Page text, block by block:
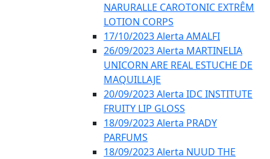
NARURALLE CAROTONIC EXTRÊM
LOTION CORPS
17/10/2023 Alerta AMALFI
26/09/2023 Alerta MARTINELIA
UNICORN ARE REAL ESTUCHE DE
MAQUILLAJE
20/09/2023 Alerta IDC INSTITUTE
FRUITY LIP GLOSS
18/09/2023 Alerta PRADY
PARFUMS
18/09/2023 Alerta NUUD THE